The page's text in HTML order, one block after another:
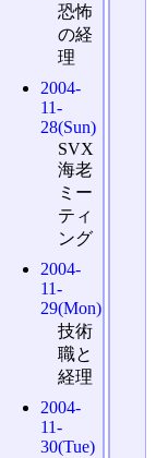
恐怖
の経
理
2004-
11-
28(Sun)
SVX
海老
ミー
ティ
ング
2004-
11-
29(Mon)
技術
職と
経理
2004-
11-
30(Tue)